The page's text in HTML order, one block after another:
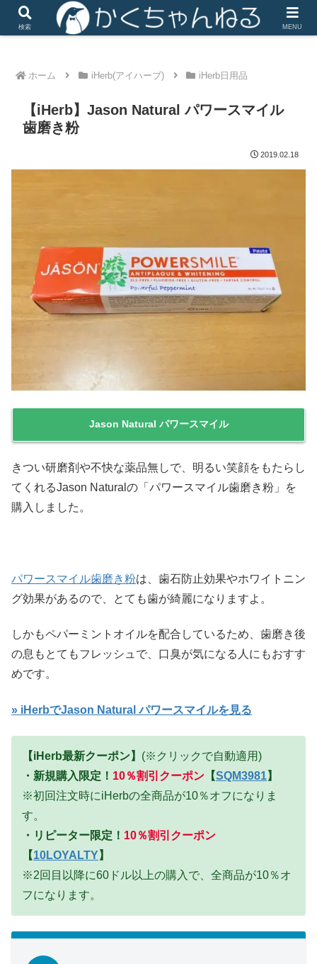
iHerbは楽天リーベイツ経由で楽天ポイントがザクザク
ホーム iHerb(アイハーブ) iHerb日用品
【iHerb】Jason Natural パワースマイル
歯磨き粉
2019.02.18
Jason Natural パワースマイル
きつい研磨剤や不快な薬品無しで、明るい笑顔をもたらし
てくれるJason Naturalの「パワースマイル歯磨き粉」を
購入しました。
パワースマイル歯磨き粉は、歯石防止効果やホワイトニン
グ効果があるので、とても歯が綺麗になりますよ。
しかもペパーミントオイルを配合しているため、歯磨き後
の息もとてもフレッシュで、口臭が気になる人にもおすす
めです。
» iHerbでJason Natural パワースマイルを見る
【iHerb最新クーポン】 (※クリックで自動適用)
・ 新規購入限定！ 10％割引クーポン 【SQM3981】
※初回注文時にiHerbの全商品が10％オフになりま
す。
・ リピーター限定！ 10％割引クーポン
【10LOYALTY】
※2回目以降に60ドル以上の購入で、全商品が10％オ
フになります。
検索 MENU